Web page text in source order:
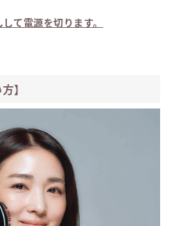
て電源を切ります。
】